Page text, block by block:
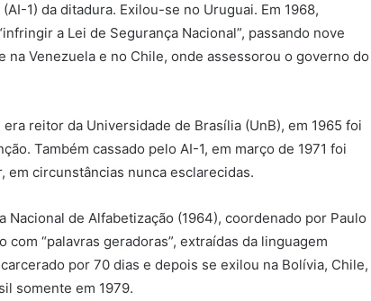
1) da ditadura. Exilou-se no Uruguai. Em 1968,
a Lei de Segurança Nacional”, passando nove
Venezuela e no Chile, onde assessorou o governo do
reitor da Universidade de Brasília (UnB), em 1965 foi
Também cassado pelo AI-1, em março de 1971 foi
circunstâncias nunca esclarecidas.
de Alfabetização (1964), coordenado por Paulo
“palavras geradoras”, extraídas da linguagem
por 70 dias e depois se exilou na Bolívia, Chile,
somente em 1979.